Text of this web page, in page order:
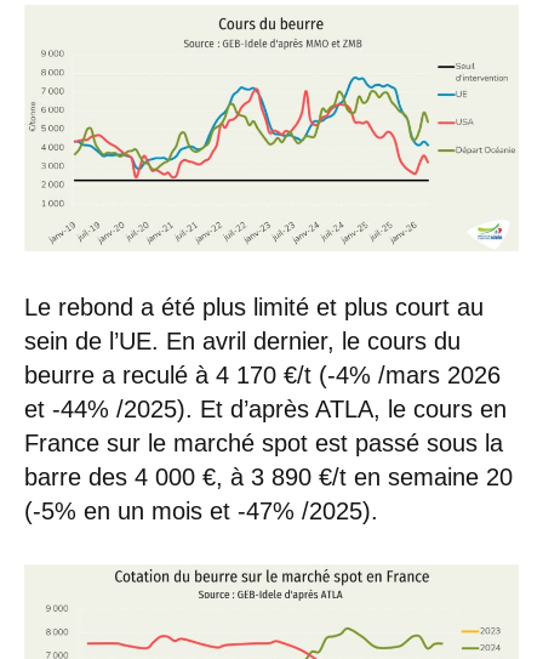
Le rebond a été plus limité et plus court au
sein de l’UE. En avril dernier, le cours du
beurre a reculé à 4 170 €/t (-4% /mars 2026
et -44% /2025). Et d’après ATLA, le cours en
France sur le marché spot est passé sous la
barre des 4 000 €, à 3 890 €/t en semaine 20
(-5% en un mois et -47% /2025).